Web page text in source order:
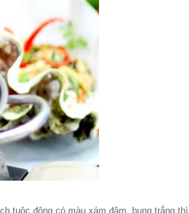
tuộc đông có màu xám đậm, bụng trắng thì